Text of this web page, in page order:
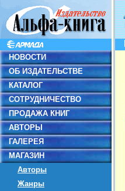
НОВОСТИ
ОБ ИЗДАТЕЛЬСТВЕ
КАТАЛОГ
СОТРУДНИЧЕСТВО
ПРОДАЖА КНИГ
АВТОРЫ
ГАЛЕРЕЯ
МАГАЗИН
Авторы
Жанры